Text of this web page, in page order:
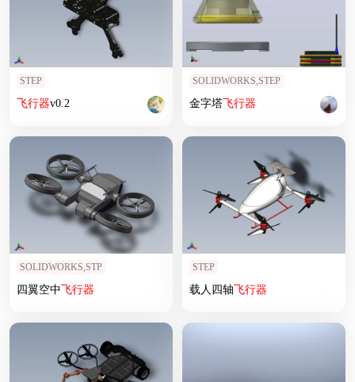
STEP
飞行器v0.2
SOLIDWORKS,STEP
金字塔飞行器
SOLIDWORKS,STP
四翼空中飞行器
STEP
载人四轴飞行器